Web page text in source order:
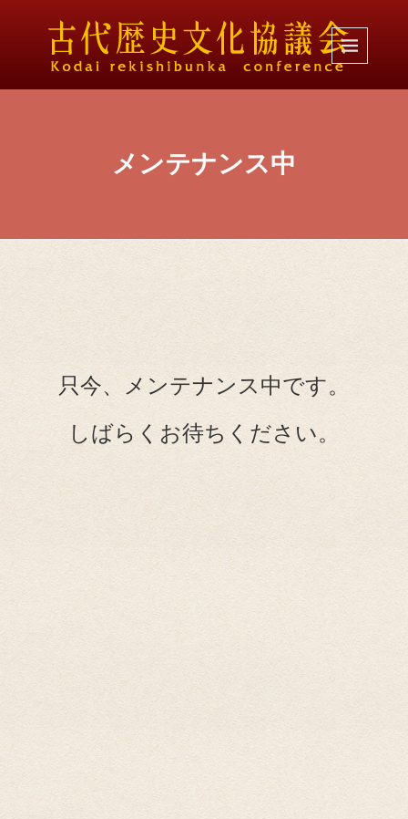
メンテナンス中
只今、メンテナンス中です。
しばらくお待ちください。